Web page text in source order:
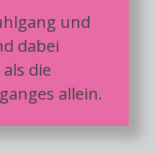
und
dabei
die
allein.